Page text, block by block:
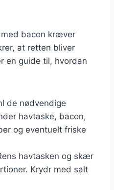
bacon kræver
at retten bliver
en guide til, hvordan
de nødvendige
havtaske, bacon,
og eventuelt friske
havtasken og skær
Krydr med salt